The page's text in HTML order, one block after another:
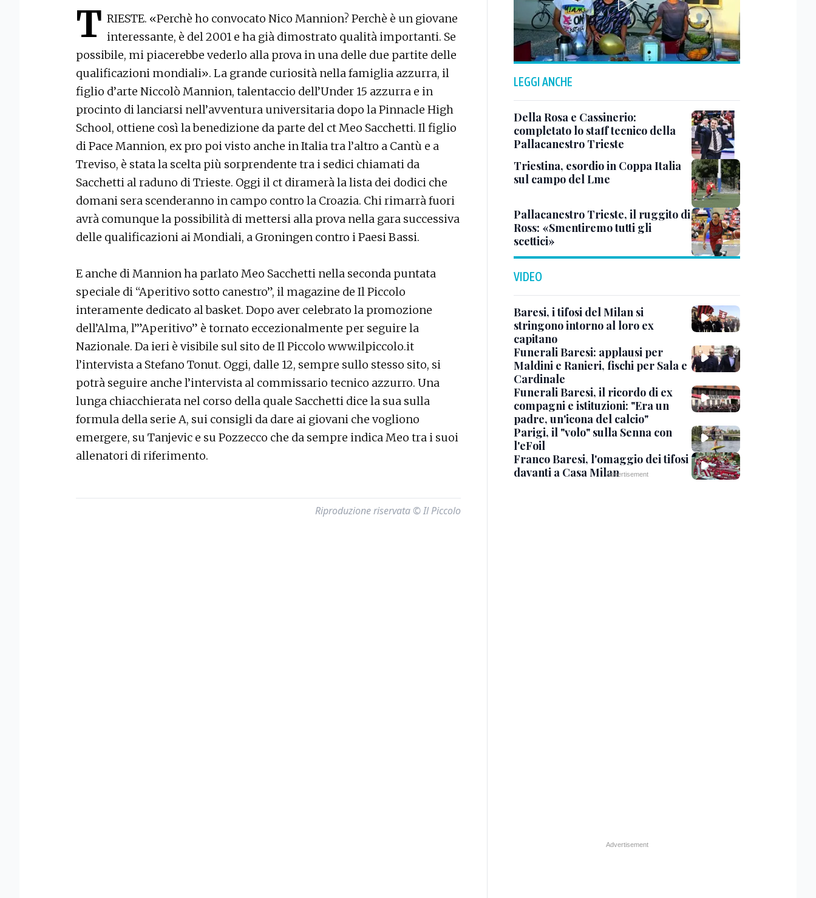
T RIESTE. «Perchè ho convocato Nico Mannion? Perchè è un giovane
interessante, è del 2001 e ha già dimostrato qualità importanti. Se
possibile, mi piacerebbe vederlo alla prova in una delle due partite delle
qualificazioni mondiali». La grande curiosità nella famiglia azzurra, il
figlio d’arte Niccolò Mannion, talentaccio dell’Under 15 azzurra e in
procinto di lanciarsi nell’avventura universitaria dopo la Pinnacle High
School, ottiene così la benedizione da parte del ct Meo Sacchetti. Il figlio
di Pace Mannion, ex pro poi visto anche in Italia tra l’altro a Cantù e a
Treviso, è stata la scelta più sorprendente tra i sedici chiamati da
Sacchetti al raduno di Trieste. Oggi il ct diramerà la lista dei dodici che
domani sera scenderanno in campo contro la Croazia. Chi rimarrà fuori
avrà comunque la possibilità di mettersi alla prova nella gara successiva
delle qualificazioni ai Mondiali, a Groningen contro i Paesi Bassi.
E anche di Mannion ha parlato Meo Sacchetti nella seconda puntata
speciale di “Aperitivo sotto canestro”, il magazine de Il Piccolo
interamente dedicato al basket. Dopo aver celebrato la promozione
dell’Alma, l’”Aperitivo” è tornato eccezionalmente per seguire la
Nazionale. Da ieri è visibile sul sito de Il Piccolo www.ilpiccolo.it
l’intervista a Stefano Tonut. Oggi, dalle 12, sempre sullo stesso sito, si
potrà seguire anche l’intervista al commissario tecnico azzurro. Una
lunga chiacchierata nel corso della quale Sacchetti dice la sua sulla
formula della serie A, sui consigli da dare ai giovani che vogliono
emergere, su Tanjevic e su Pozzecco che da sempre indica Meo tra i suoi
allenatori di riferimento.
Riproduzione riservata © Il Piccolo
LEGGI ANCHE
Della Rosa e Cassinerio:
completato lo staff tecnico della
Pallacanestro Trieste
Triestina, esordio in Coppa Italia
sul campo del Lme
Pallacanestro Trieste, il ruggito di
Ross: «Smentiremo tutti gli
scettici»
VIDEO
Baresi, i tifosi del Milan si
stringono intorno al loro ex
capitano
Funerali Baresi: applausi per
Maldini e Ranieri, fischi per Sala e
Cardinale
Funerali Baresi, il ricordo di ex
compagni e istituzioni: "Era un
padre, un'icona del calcio"
Parigi, il "volo" sulla Senna con
l'eFoil
Franco Baresi, l'omaggio dei tifosi
davanti a Casa Milan